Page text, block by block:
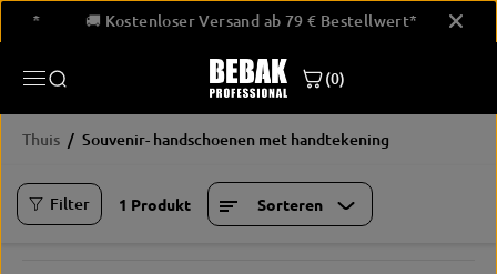
GA NAAR
INHOUD🚚 Kostenloser Versand ab 79 € Bestellwert*
(0)
Thuis Souvenir- handschoenen met handtekening
Filter 1 Produkt Sorteren